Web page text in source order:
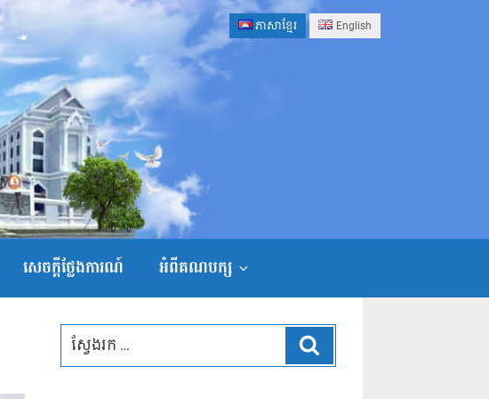
ភាសាខ្មែរ English
សេចក្ដីថ្លែងការណ៍ អំពីគណបក្ស